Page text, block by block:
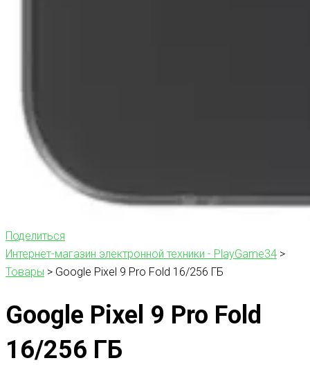
Поделиться
Интернет-магазин электронной техники - PlayGame34 >
Товары > Google Pixel 9 Pro Fold 16/256 ГБ
Google Pixel 9 Pro Fold
16/256 ГБ